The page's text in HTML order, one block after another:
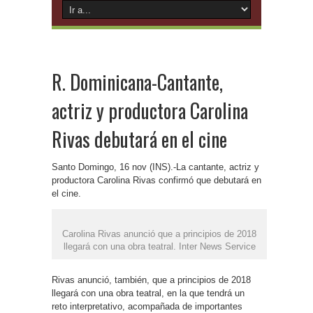
R. Dominicana-Cantante,
actriz y productora Carolina
Rivas debutará en el cine
Santo Domingo, 16 nov (INS).-La cantante, actriz y
productora Carolina Rivas confirmó que debutará en
el cine.
Carolina Rivas anunció que a principios de 2018
llegará con una obra teatral. Inter News Service
Rivas anunció, también, que a principios de 2018
llegará con una obra teatral, en la que tendrá un
reto interpretativo, acompañada de importantes